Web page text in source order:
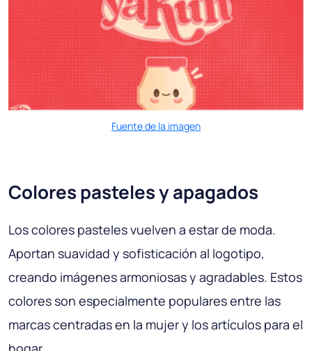
Fuente de la imagen
Colores pasteles y apagados
Los colores pasteles vuelven a estar de moda.
Aportan suavidad y sofisticación al logotipo,
creando imágenes armoniosas y agradables. Estos
colores son especialmente populares entre las
marcas centradas en la mujer y los artículos para el